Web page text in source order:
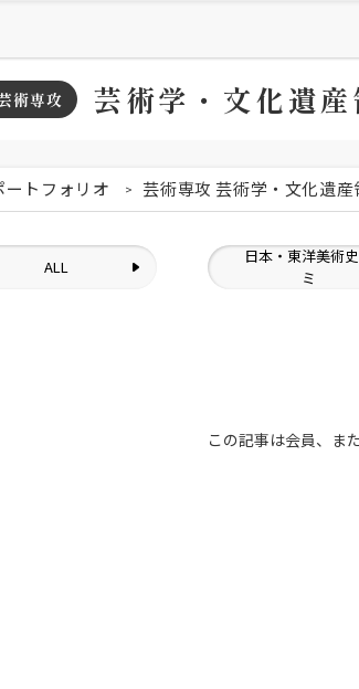
術専攻 芸術学・文化遺産
ートフォリオ 芸術専攻 芸術学・文化遺産
ALL
日本・東洋美術
ミ
この記事は会員、ま